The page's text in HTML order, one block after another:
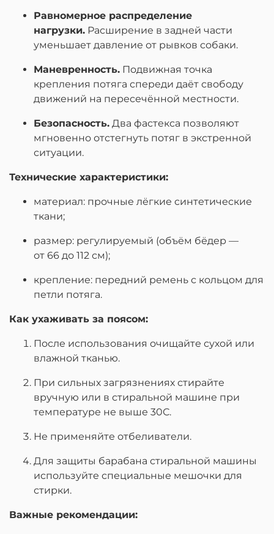
Равномерное распределение
нагрузки. Расширение в задней части
уменьшает давление от рывков собаки.
Маневренность. Подвижная точка
крепления потяга спереди даёт свободу
движений на пересечённой местности.
Безопасность. Два фастекса позволяют
мгновенно отстегнуть потяг в экстренной
ситуации.
Технические характеристики:
материал: прочные лёгкие синтетические
ткани;
размер: регулируемый (объём бёдер —
от 66 до 112 см);
крепление: передний ремень с кольцом для
петли потяга.
Как ухаживать за поясом:
После использования очищайте сухой или
влажной тканью.
При сильных загрязнениях стирайте
вручную или в стиральной машине при
температуре не выше 30С.
Не применяйте отбеливатели.
Для защиты барабана стиральной машины
используйте специальные мешочки для
стирки.
Важные рекомендации: